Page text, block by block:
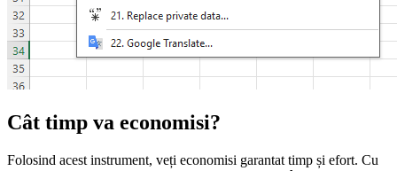
Cât timp va economisi?
Folosind acest instrument, veți economisi garantat timp și efort. Cu